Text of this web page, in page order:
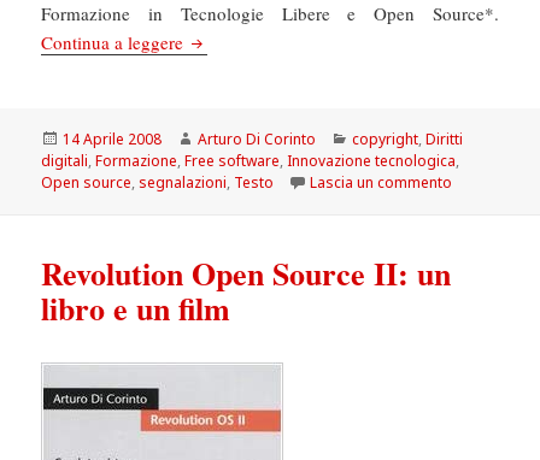
Formazione in Tecnologie Libere e Open Source*.
Continua a leggere Corso di Alta Formazione su Tecnologie
Scritto
il
14 Aprile 2008 Autore
Arturo Di Corinto Categorie
copyright,Diritti
digitali,Formazione,Free software,Innovazione tecnologica,
Open source, segnalazioni, Testo Lascia un commento
Revolution Open Source II: un
libro e un film